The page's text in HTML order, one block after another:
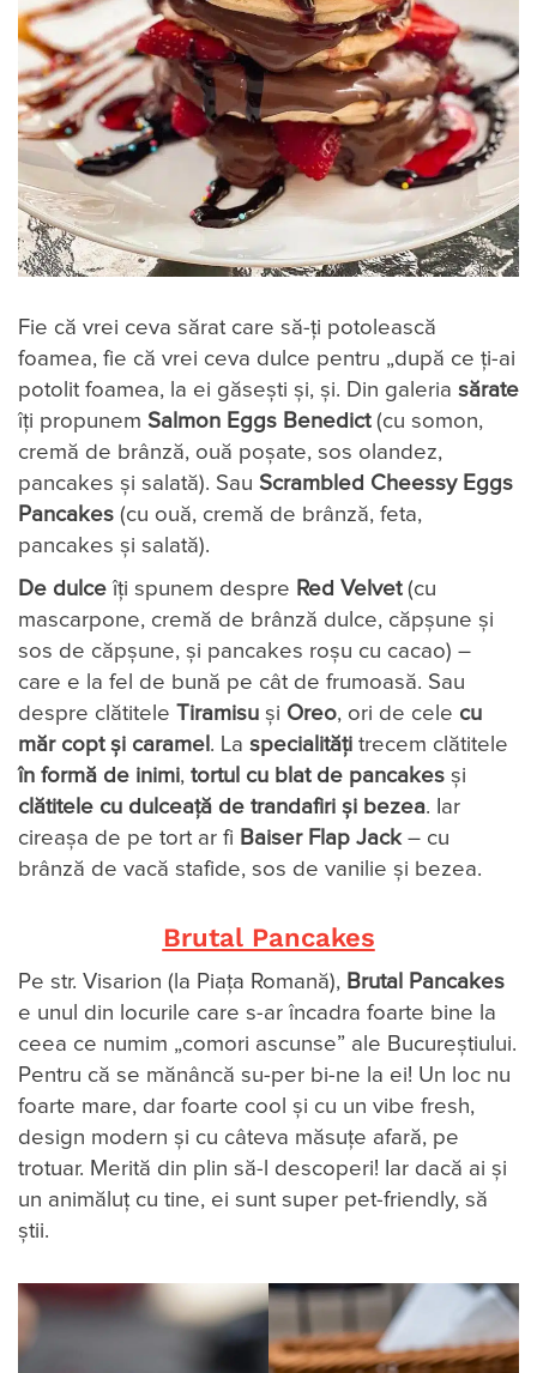
Fie că vrei ceva sărat care să-ți potolească
foamea, fie că vrei ceva dulce pentru „după ce ți-ai
potolit foamea, la ei găsești și, și. Din galeria sărate
îți propunem Salmon Eggs Benedict(cu somon,
cremă de brânză, ouă poșate, sos olandez,
pancakes și salată). Sau Scrambled Cheessy Eggs
Pancakes (cu ouă, cremă de brânză, feta,
pancakes și salată).
De dulce îți spunem despre Red Velvet(cu
mascarpone, cremă de brânză dulce, căpșune și
sos de căpșune, și pancakes roșu cu cacao) –
care e la fel de bună pe cât de frumoasă. Sau
despre clătitele Tiramisu și Oreo, ori de cele cu
măr copt și caramel . La specialități trecem clătitele
în formă de inimi, tortul cu blat de pancakes și
clătitele cu dulceață de trandafiri și bezea. Iar
cireașa de pe tort ar fi Baiser Flap Jack– cu
brânză de vacă stafide, sos de vanilie și bezea.
Brutal Pancakes
Pe str. Visarion (la Piața Romană), Brutal Pancakes
e unul din locurile care s-ar încadra foarte bine la
ceea ce numim „comori ascunse” ale Bucureștiului.
Pentru că se mănâncă su-per bi-ne la ei! Un loc nu
foarte mare, dar foarte cool și cu un vibe fresh,
design modern și cu câteva măsuțe afară, pe
trotuar. Merită din plin să-l descoperi! Iar dacă ai și
un animăluț cu tine, ei sunt super pet-friendly, să
știi.